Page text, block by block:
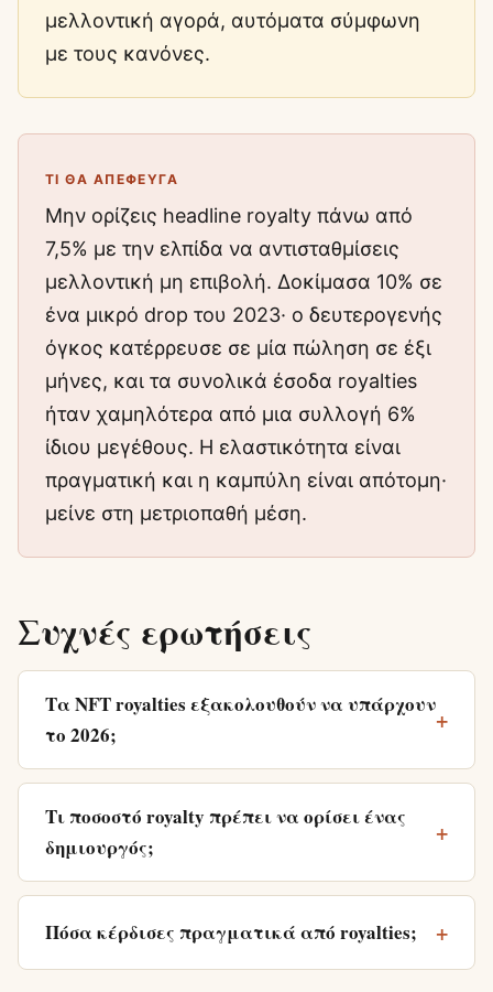
μελλοντική αγορά, αυτόματα σύμφωνη
με τους κανόνες.
ΤΙ ΘΑ ΑΠΈΦΕΥΓΑ
Μην ορίζεις headline royalty πάνω από
7,5% με την ελπίδα να αντισταθμίσεις
μελλοντική μη επιβολή. Δοκίμασα 10% σε
ένα μικρό drop του 2023· ο δευτερογενής
όγκος κατέρρευσε σε μία πώληση σε έξι
μήνες, και τα συνολικά έσοδα royalties
ήταν χαμηλότερα από μια συλλογή 6%
ίδιου μεγέθους. Η ελαστικότητα είναι
πραγματική και η καμπύλη είναι απότομη·
μείνε στη μετριοπαθή μέση.
Συχνές ερωτήσεις
Τα NFT royalties εξακολουθούν να υπάρχουν
το 2026;
Τι ποσοστό royalty πρέπει να ορίσει ένας
δημιουργός;
Πόσα κέρδισες πραγματικά από royalties;